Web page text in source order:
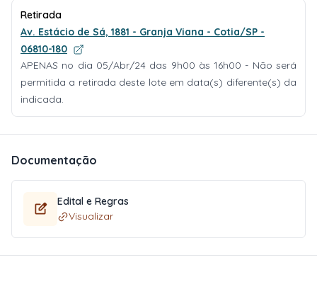
Retirada
Av. Estácio de Sá, 1881 - Granja Viana - Cotia/SP -
06810-180
APENAS no dia 05/Abr/24 das 9h00 às 16h00 - Não será
permitida a retirada deste lote em data(s) diferente(s) da
indicada.
Documentação
Edital e Regras
Visualizar